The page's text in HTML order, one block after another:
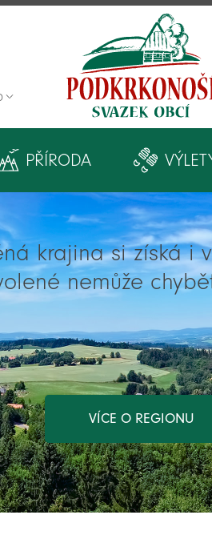
Zpět na titulní stranu
PŘÍRODA
krajina si získá i
nemůže
VÍCE O REGIONU